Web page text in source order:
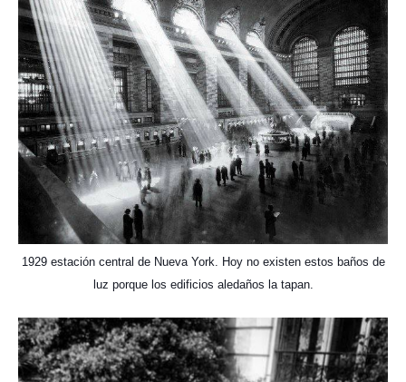
1929 estación central de Nueva York. Hoy no existen estos baños de
luz porque los edificios aledaños la tapan.